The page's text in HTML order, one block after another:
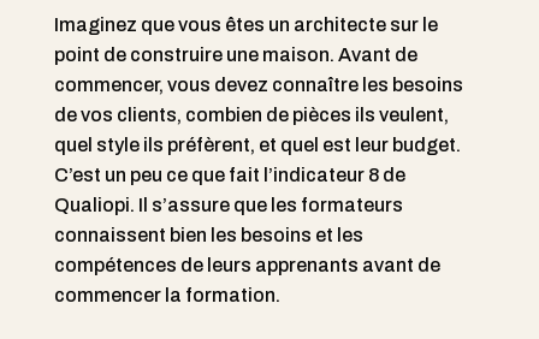
Imaginez que vous êtes un architecte sur le
point de construire une maison. Avant de
commencer, vous devez connaître les besoins
de vos clients, combien de pièces ils veulent,
quel style ils préfèrent, et quel est leur budget.
C’est un peu ce que fait l’indicateur 8 de
Qualiopi. Il s’assure que les formateurs
connaissent bien les besoins et les
compétences de leurs apprenants avant de
commencer la formation.